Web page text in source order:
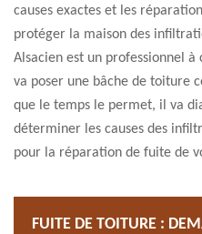
causes exactes et les
protéger la maison des
Alsacien est un professionnel
va poser une bâche de toiture
que le temps le permet, il va
déterminer les causes des
pour la réparation de fuite de
FUITE DE TOITURE :